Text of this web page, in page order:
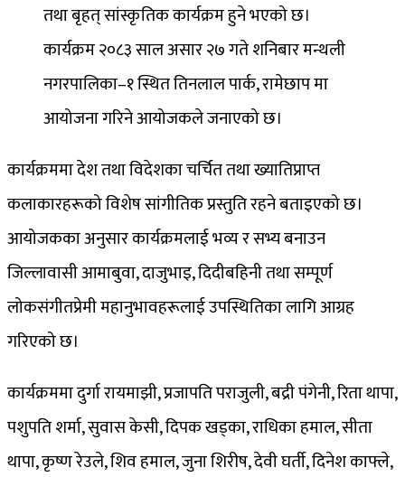
तथा बृहत् सांस्कृतिक कार्यक्रम हुने भएको छ।
कार्यक्रम २०८३ साल असार २७ गते शनिबार मन्थली
नगरपालिका–१ स्थित तिनलाल पार्क, रामेछाप मा
आयोजना गरिने आयोजकले जनाएको छ।
कार्यक्रममा देश तथा विदेशका चर्चित तथा ख्यातिप्राप्त
कलाकारहरूको विशेष सांगीतिक प्रस्तुति रहने बताइएको छ।
आयोजकका अनुसार कार्यक्रमलाई भव्य र सभ्य बनाउन
जिल्लावासी आमाबुवा, दाजुभाइ, दिदीबहिनी तथा सम्पूर्ण
लोकसंगीतप्रेमी महानुभावहरूलाई उपस्थितिका लागि आग्रह
गरिएको छ।
कार्यक्रममा दुर्गा रायमाझी, प्रजापति पराजुली, बद्री पंगेनी, रिता थापा,
पशुपति शर्मा, सुवास केसी, दिपक खड्का, राधिका हमाल, सीता
थापा, कृष्ण रेउले, शिव हमाल, जुना शिरीष, देवी घर्ती, दिनेश काफ्ले,